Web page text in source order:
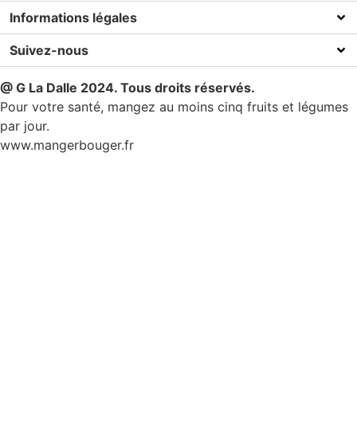
Informations légales
Suivez-nous
@ G La Dalle 2024. Tous droits réservés.
Pour votre santé, mangez au moins cinq fruits et légumes
par jour.
www.mangerbouger.fr